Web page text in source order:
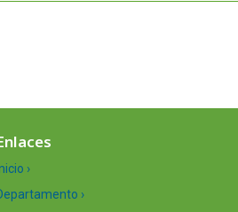
Inicio ›
›